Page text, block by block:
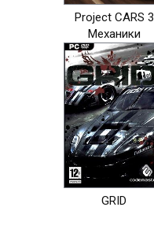
Project CARS 3
Механики
GRID